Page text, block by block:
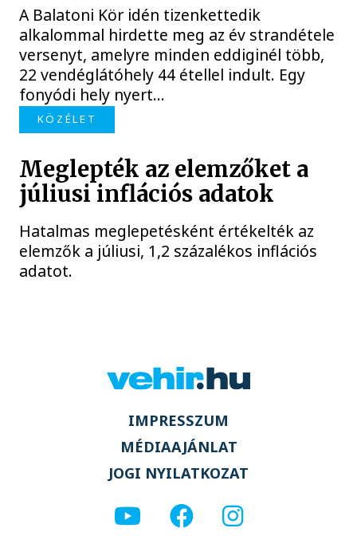
A Balatoni Kör idén tizenkettedik
alkalommal hirdette meg az év strandétele
versenyt, amelyre minden eddiginél több,
22 vendéglátóhely 44 étellel indult. Egy
fonyódi hely nyert...
KÖZÉLET
Meglepték az elemzőket a
júliusi inflációs adatok
Hatalmas meglepetésként értékelték az
elemzők a júliusi, 1,2 százalékos inflációs
adatot.
IMPRESSZUM
MÉDIAAJÁNLAT
JOGI NYILATKOZAT